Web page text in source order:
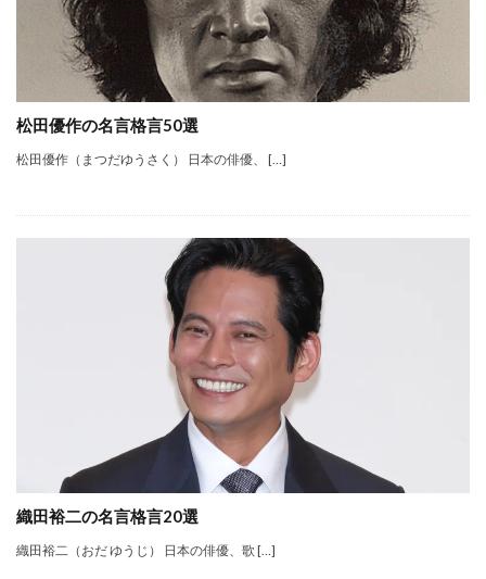
松田優作の名言格言50選
松田優作（まつだゆうさく） 日本の俳優、 […]
織田裕二の名言格言20選
織田裕二（おだ ゆうじ） 日本の俳優、歌 […]